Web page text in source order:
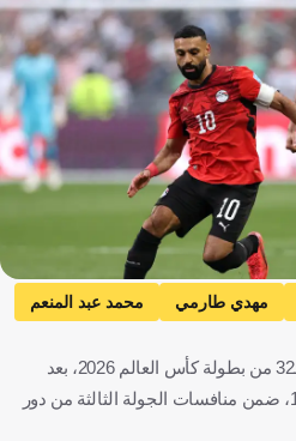
مهدي طارمي
محمد عبد المنعم
بلجيكا نيوزيلندا كرة قدم
حسم منتخب مصر تأهله إلى دور الـ32 من بطولة كأس العالم 2026، بعد
التعادل الإيجابي مع إيران بنتيجة 1-1، ضمن منافسات الجولة الثالثة من دور